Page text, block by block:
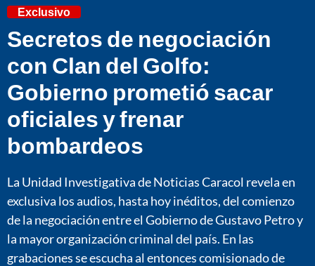
Exclusivo
Secretos de negociación
con Clan del Golfo:
Gobierno prometió sacar
oficiales y frenar
bombardeos
La Unidad Investigativa de Noticias Caracol revela en
exclusiva los audios, hasta hoy inéditos, del comienzo
de la negociación entre el Gobierno de Gustavo Petro y
la mayor organización criminal del país. En las
grabaciones se escucha al entonces comisionado de